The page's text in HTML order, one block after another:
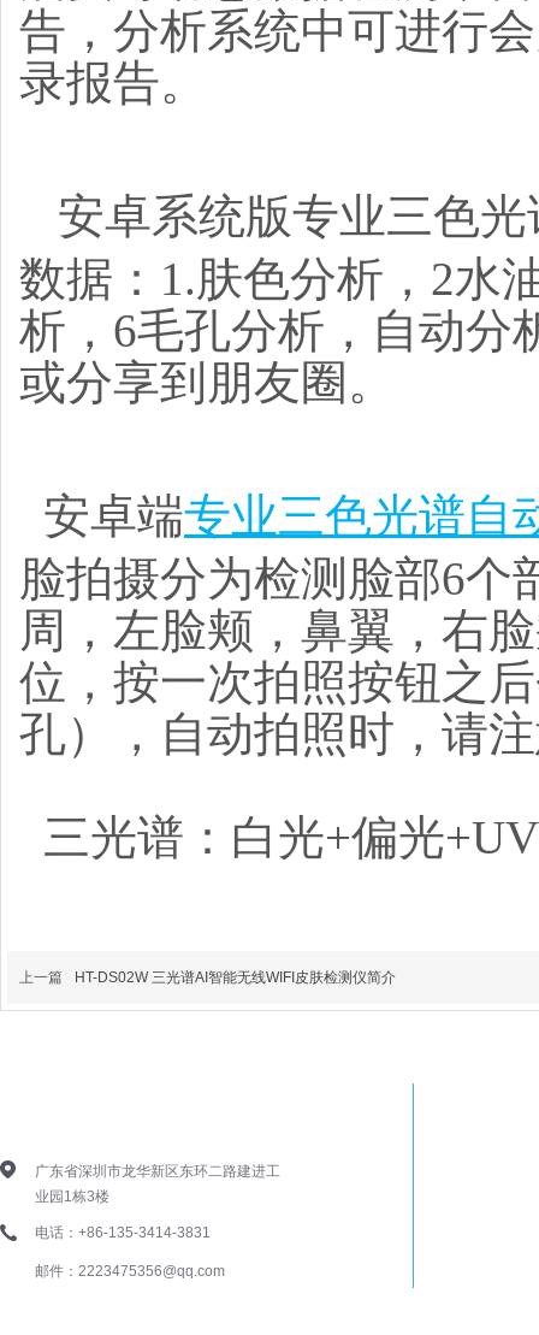
告，分析系统中可进行
录报告。
安卓系统版专业三色
数据： 1.肤色分析， 2水
析， 6毛孔分析，自动分
或分享到朋友圈。
安卓端专业三色光谱自
脸拍摄分为检测脸部6个
周，左脸颊，鼻翼，右
位，按一次拍照按钮之
孔），自动拍照时，请
三光谱：白光+偏光
上一篇 HT-DS02W 三光谱AI智能无线WIFI皮肤检测仪简介
广东省深圳市龙华新区东环二路建进工
业园1栋3楼
电话：+86-135-3414-3831
邮件：2223475356@qq.com